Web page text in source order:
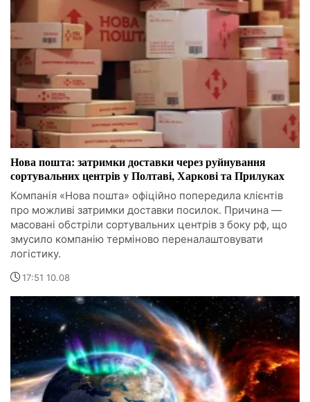
Нова пошта: затримки доставки через руйнування
сортувальних центрів у Полтаві, Харкові та Прилуках
Компанія «Нова пошта» офіційно попередила клієнтів
про можливі затримки доставки посилок. Причина —
масовані обстріли сортувальних центрів з боку рф, що
змусило компанію терміново переналаштовувати
логістику.
17:51 10.08